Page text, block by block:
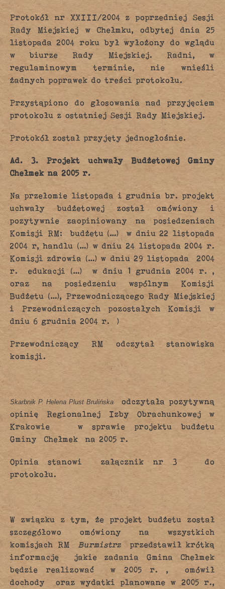
Protokół nr XXIII/2004 z poprzedniej Sesji
Rady Miejskiej w Chełmku, odbytej dnia 25
listopada 2004 roku był wyłożony do wglądu
w biurze Rady Miejskiej. Radni, w
regulaminowym terminie, nie wnieśli
żadnych poprawek do treści protokołu.
Przystąpiono do głosowania nad przyjęciem
protokołu z ostatniej Sesji Rady Miejskiej.
Protokół został przyjęty jednogłośnie.
Ad. 3.
Projekt uchwały Budżetowej Gminy
Chełmek na 2005 r.
Na przełomie listopada i grudnia br. projekt
uchwały budżetowej został omówiony i
pozytywnie zaopiniowany na posiedzeniach
Komisji RM: budżetu (…) w dniu 22 listopada
2004 r, handlu (…) w dniu 24 listopada 2004 r.
Komisji zdrowia (…) w dniu 29 listopada 2004
r. edukacji (…) w dniu 1 grudnia 2004 r. ,
oraz na posiedzeniu wspólnym Komisji
Budżetu (…), Przewodniczącego Rady Miejskiej
i Przewodniczących pozostałych Komisji w
dniu 6 grudnia 2004 r. ]
Przewodniczący RM odczytał stanowiska
komisji.
Skarbnik P. Helena Plust Brulińska odczytała pozytywną
opinię Regionalnej Izby Obrachunkowej w
Krakowie w sprawie projektu budżetu
Gminy Chełmek na 2005 r.
Opinia stanowi załącznik nr 3 do
protokołu.
W związku z tym, że projekt budżetu został
szczegółowo omówiony na wszystkich
komisjach RM
Burmistrz przedstawił krótką
informację jakie zadania Gmina Chełmek
będzie realizować w 2005 r. , omówił
dochody oraz wydatki planowane w 2005 r.,